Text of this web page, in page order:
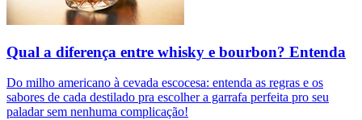
Qual a diferença entre whisky e bourbon? Entenda
Do milho americano à cevada escocesa: entenda as regras e os
sabores de cada destilado pra escolher a garrafa perfeita pro seu
paladar sem nenhuma complicação!